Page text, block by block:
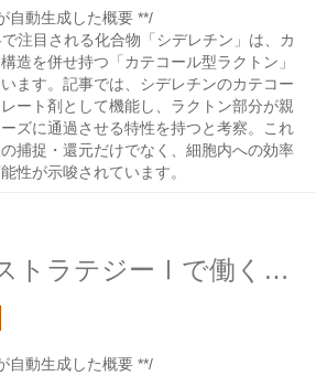
自動生成した概要 **/
注目される化合物「シデレチン」は、カ
造を併せ持つ「カテコール型ラクトン」
ます。記事では、シデレチンのカテコー
ート剤として機能し、ラクトン部分が親
ズに通過させる特性を持つと考察。これ
捕捉・還元だけでなく、細胞内への効率
性が示唆されています。
鉄獲得戦略のストラテジーⅠで働く化合物は何か？
自動生成した概要 **/